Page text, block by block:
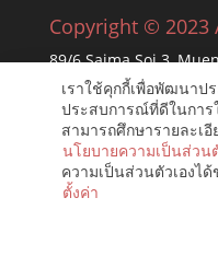
Copyright © 2023
89/6 Saima Soi 3,
11000
เราใช้คุกกี้เพื่อพัฒนาป
ประสบการณ์ที่ดีในกา
สามารถศึกษารายละเ
นโยบายความเป็นส่วน
ความเป็นส่วนตัวเองไ
ตั้งค่า